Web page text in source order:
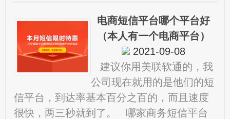
短信验证码平台哪家好电商短信平台哪个平台好
（本人有一个电商平台）
2021-09-08
建议你用美联软通的，我
公司现在就用的是他们的短
信平台，到达率基本百分之百的，而且速度
很快，两三秒就到了。 哪家商务短信平台